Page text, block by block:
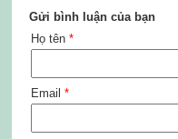
Gửi bình luận của bạn
Họ tên *
Email *